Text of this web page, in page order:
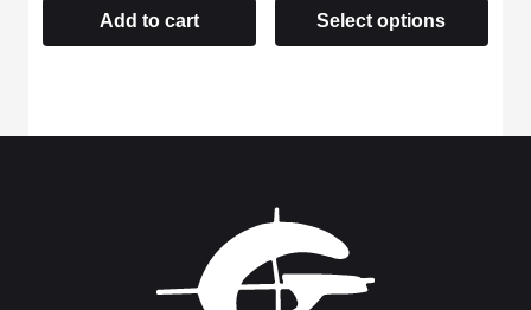
Add to cart Select options